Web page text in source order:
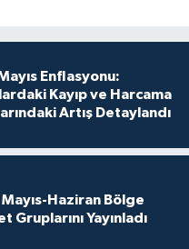
Enflasyonu:
Kayıp ve Harcama
Artış Detaylandı
Haziran Bölge
Gruplarını Yayınladı